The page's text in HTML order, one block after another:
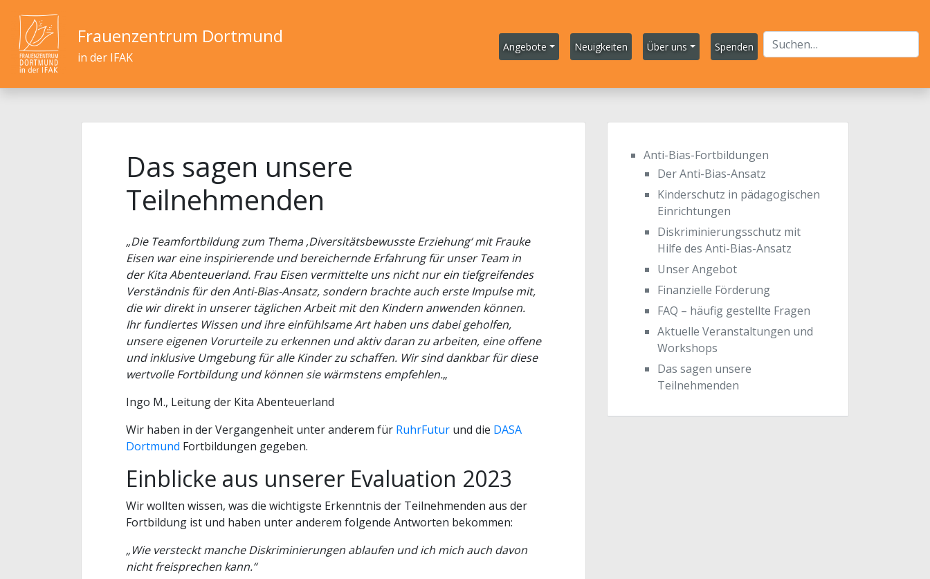
Frauenzentrum Dortmund
in der IFAK
Angebote Neuigkeiten Über uns Spenden
Das sagen unsere
Teilnehmenden
„Die Teamfortbildung zum Thema ‚Diversitätsbewusste Erziehung‘ mit Frauke
Eisen war eine inspirierende und bereichernde Erfahrung für unser Team in
der Kita Abenteuerland. Frau Eisen vermittelte uns nicht nur ein tiefgreifendes
Verständnis für den Anti-Bias-Ansatz, sondern brachte auch erste Impulse mit,
die wir direkt in unserer täglichen Arbeit mit den Kindern anwenden können.
Ihr fundiertes Wissen und ihre einfühlsame Art haben uns dabei geholfen,
unsere eigenen Vorurteile zu erkennen und aktiv daran zu arbeiten, eine offene
und inklusive Umgebung für alle Kinder zu schaffen. Wir sind dankbar für diese
wertvolle Fortbildung und können sie wärmstens empfehlen.„
Ingo M., Leitung der Kita Abenteuerland
Wir haben in der Vergangenheit unter anderem für RuhrFutur und die DASA
Dortmund Fortbildungen gegeben.
Einblicke aus unserer Evaluation 2023
Wir wollten wissen, was die wichtigste Erkenntnis der Teilnehmenden aus der
Fortbildung ist und haben unter anderem folgende Antworten bekommen:
„Wie versteckt manche Diskriminierungen ablaufen und ich mich auch davon
nicht freisprechen kann.“
Anti-Bias-Fortbildungen
Der Anti-Bias-Ansatz
Kinderschutz in pädagogischen
Einrichtungen
Diskriminierungsschutz mit
Hilfe des Anti-Bias-Ansatz
Unser Angebot
Finanzielle Förderung
FAQ – häufig gestellte Fragen
Aktuelle Veranstaltungen und
Workshops
Das sagen unsere
Teilnehmenden